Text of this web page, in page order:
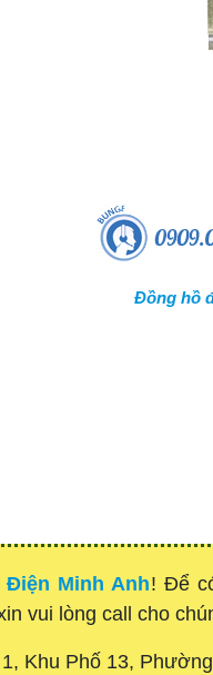
Đồng hồ
Điện Minh Anh! Để
vui lòng call cho
Khu Phố 13,